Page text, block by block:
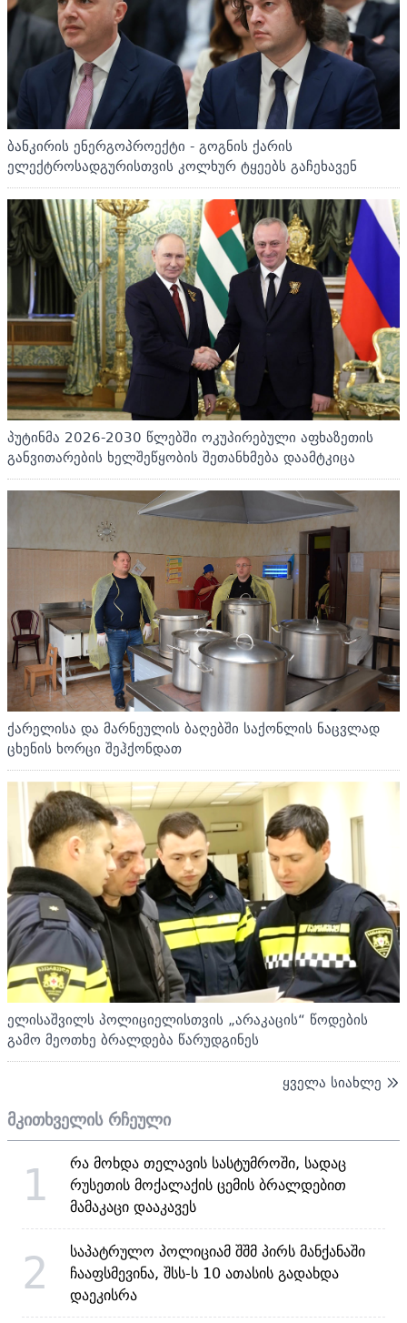
ბანკირის ენერგოპროექტი - გოგნის ქარის
ელექტროსადგურისთვის კოლხურ ტყეებს გაჩეხავენ
პუტინმა 2026-2030 წლებში ოკუპირებული აფხაზეთის
განვითარების ხელშეწყობის შეთანხმება დაამტკიცა
ქარელისა და მარნეულის ბაღებში საქონლის ნაცვლად
ცხენის ხორცი შეჰქონდათ
ელისაშვილს პოლიციელისთვის „არაკაცის“ წოდების
გამო მეოთხე ბრალდება წარუდგინეს
ყველა სიახლე
მკითხველის რჩეული
1
რა მოხდა თელავის სასტუმროში, სადაც
რუსეთის მოქალაქის ცემის ბრალდებით
მამაკაცი დააკავეს
2
საპატრულო პოლიციამ შშმ პირს მანქანაში
ჩააფსმევინა, შსს-ს 10 ათასის გადახდა
დაეკისრა